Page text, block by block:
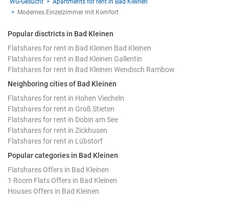
WG-Gesucht
Apartments for rent in Bad Kleinen
Modernes Einzelzimmer mit Komfort
Popular disctricts in Bad Kleinen
Flatshares for rent in Bad Kleinen Bad Kleinen
Flatshares for rent in Bad Kleinen Gallentin
Flatshares for rent in Bad Kleinen Wendisch Rambow
Neighboring cities of Bad Kleinen
Flatshares for rent in Hohen Viecheln
Flatshares for rent in Groß Stieten
Flatshares for rent in Dobin am See
Flatshares for rent in Zickhusen
Flatshares for rent in Lübstorf
Popular categories in Bad Kleinen
Flatshares Offers in Bad Kleinen
1 Room Flats Offers in Bad Kleinen
Houses Offers in Bad Kleinen